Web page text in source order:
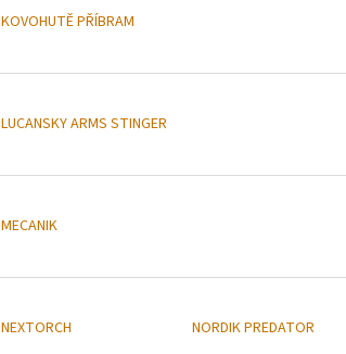
KOVOHUTĚ PŘÍBRAM
LUCANSKY ARMS STINGER
MECANIK
NEXTORCH NORDIK PREDATOR